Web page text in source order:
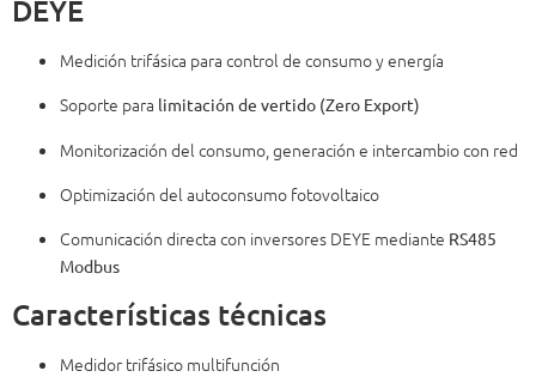
DEYE
Medición trifásica para control de consumo y energía
Soporte para limitación de vertido (Zero Export)
Monitorización del consumo, generación e intercambio con red
Optimización del autoconsumo fotovoltaico
Comunicación directa con inversores DEYE mediante RS485
Modbus
Características técnicas
Medidor trifásico multifunción